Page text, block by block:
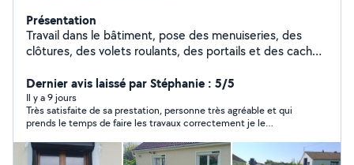
Présentation
Travail dans le bâtiment, pose des menuiseries, des
clôtures, des volets roulants, des portails et des cache-
Dernier avis laissé par Stéphanie : 5/5
Il y a 9 jours
Très satisfaite de sa prestation, personne très agréable et qui
prends le temps de faire les travaux correctement je le